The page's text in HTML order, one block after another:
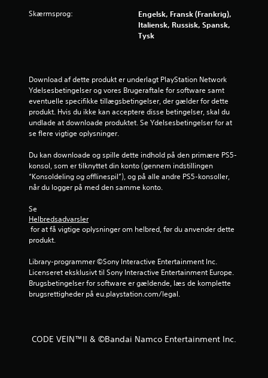
j
n
e
f
r
5
5
6
u
Skærmsprog:
Engelsk, Fransk (Frankrig),
Italiensk, Russisk, Spansk,
Tysk
Download af dette produkt er underlagt PlayStation Network
Ydelsesbetingelser og vores Brugeraftale for software samt
eventuelle specifikke tillægsbetingelser, der gælder for dette
produkt. Hvis du ikke kan acceptere disse betingelser, skal du
undlade at downloade produktet. Se Ydelsesbetingelser for at
se flere vigtige oplysninger.
Du kan downloade og spille dette indhold på den primære PS5-
konsol, som er tilknyttet din konto (gennem indstillingen
“Konsoldeling og offlinespil”), og på alle andre PS5-konsoller,
når du logger på med den samme konto.
Se
Helbredsadvarsler
produkt.
Library-programmer ©Sony Interactive Entertainment Inc.
Licenseret eksklusivt til Sony Interactive Entertainment Europe.
Brugsbetingelser for software er gældende, læs de komplette
brugsrettigheder på eu.playstation.com/legal.
CODE VEIN™II & ©Bandai Namco Entertainment Inc.